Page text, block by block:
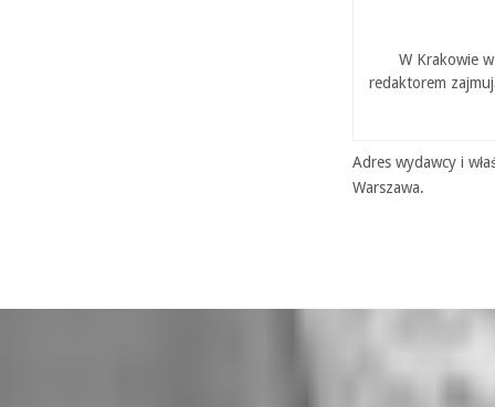
W Krakowie
redaktorem
Adres wydawcy i
Warszawa.